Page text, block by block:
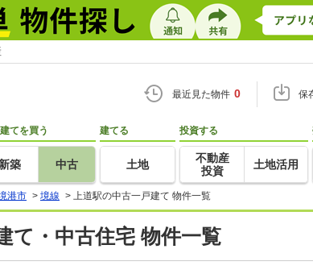
最近見た物件 0 保
てを買う
新築 中古
建てる
土地
投資する
不動産
投資
土地活用
港市 > 境線 > 上道駅の中古一戸建て 物件一覧
て・中古住宅 物件一覧